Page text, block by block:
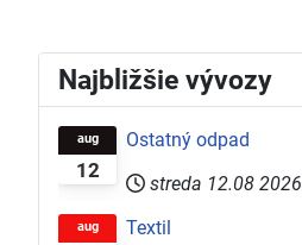
Najbližšie vývozy
12
aug
Ostatný odpad
streda 12.08 2026
aug
Textil